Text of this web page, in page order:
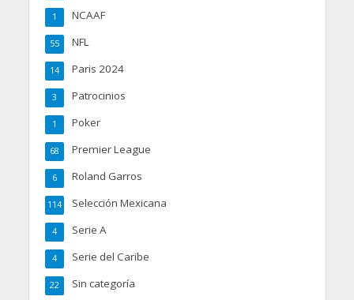
NCAAF
1
NFL
55
Paris 2024
14
Patrocinios
3
Poker
1
Premier League
68
Roland Garros
6
Selección Mexicana
114
Serie A
4
Serie del Caribe
4
Sin categoría
22